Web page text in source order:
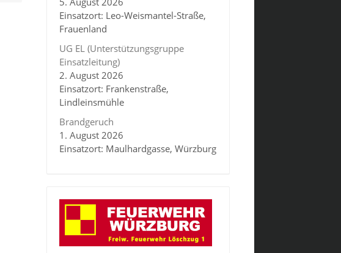
Einsatzort: Leo-Weismantel-Straße,
Frauenland
UG EL (Unterstützungsgruppe
Einsatzleitung)
2. August 2026
Einsatzort: Frankenstraße,
Lindleinsmühle
Brandgeruch
1. August 2026
Einsatzort: Maulhardgasse, Würzburg